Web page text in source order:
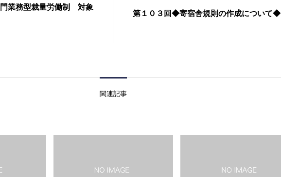
業務型裁量労働制 対象
第１０３回◆寄宿舎規則の作成について◆
関連記事